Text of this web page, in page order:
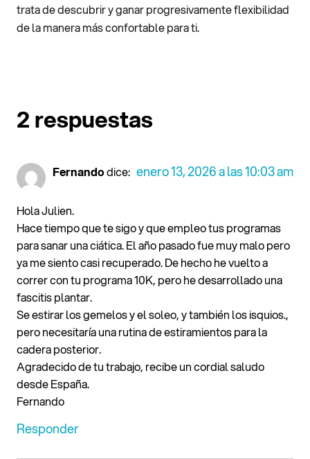
trata de descubrir y ganar progresivamente flexibilidad
de la manera más confortable para ti.
2 respuestas
Fernandodice: enero 13, 2026 a las 10:03 am
Hola Julien.
Hace tiempo que te sigo y que empleo tus programas
para sanar una ciática. El año pasado fue muy malo pero
ya me siento casi recuperado. De hecho he vuelto a
correr con tu programa 10K, pero he desarrollado una
fascitis plantar.
Se estirar los gemelos y el soleo, y también los isquios.,
pero necesitaría una rutina de estiramientos para la
cadera posterior.
Agradecido de tu trabajo, recibe un cordial saludo
desde España.
Fernando
Responder